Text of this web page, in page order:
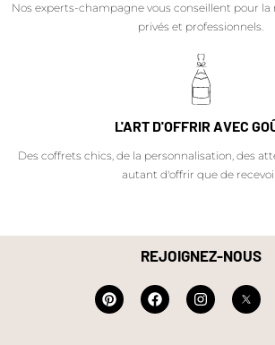
Nos experts-champagne vous conseillent pour la
privés et professionnels.
L'ART D'OFFRIR AVEC
Des coffrets chics, de la personnalisation, des
autant d'offrir que de
REJOIGNEZ-NOUS